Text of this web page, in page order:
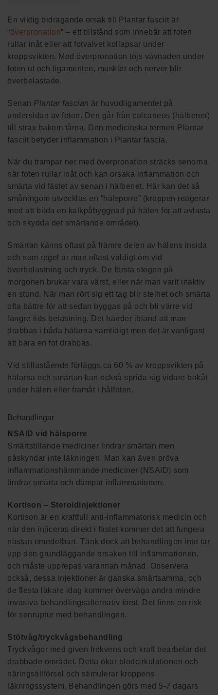
En viktig bidragande orsak till Plantar fasciit är
“överpronation” – ett tillstånd som innebär att foten
rullar inåt eller att fotvalvet kollapsar under
kroppsvikten. Med överpronation töjs vävnaden under
foten ut och ligamenten, muskler och nerver blir
överbelastade.
Senan Plantar fascian är huvudligamentet på
undersidan av foten. Den går från calcaneus (hälbenet)
till strax bakom tårna. Den medicinska termen Plantar
fasciit betyder inflammation i Plantar fascia.
När du trampar ner med överpronation sträcks senorna
när foten rullar inåt och kan orsaka inflammation och
smärta vid fästet av senan i hälbenet. Här kan det så
småningom utvecklas en “hälsporre” (kroppen reagerar
med att bilda en kalkpåbyggnad på hälen för att avlasta
och skydda det smärtande området).
Smärtan känns oftast på främre delen av hälens insida
och som regel är man oftast väldigt öm vid
överbelastning och tryck. De första stegen på
morgonen brukar vara värst, eller när man varit inaktiv
en stund. När man rört sig ett tag blir stelhet och smärta
ofta bättre för att sedan byggas på och bli värre vid
längre tids belastning. Det händer ibland att man
drabbas i båda hälarna samtidigt men det är vanligast
att bara en fot drabbas.
Vid stillastående förläggs ca 60 % av kroppsvikten på
hälarna och smärtan kan också sprida sig vidare bakåt
under hälen eller framåt i hålfoten. ​
Behandlingar
NSAID vid hälsporre
Smärtstillande mediciner lindrar smärtan men
påskyndar inte läkningen. Man kan även pröva
inflammationshämmande mediciner (NSAID) som
lindrar smärta och dämpar inflammationen.
Kortison – Steroidinjektioner
Kortison är en kraftfull anti-inflammatorisk medicin och
när den injiceras direkt i fästet kommer det att fungera
nästan omedelbart. Tänk dock att behandlingen inte tar
upp den grundläggande orsaken till inflammationen,
och måste upprepas varannan månad. Observera
också, dessa injektioner är ganska smärtsamma, och
de flesta läkare idag kommer överväga andra mindre
invasiva behandlingsalternativ först. Det finns en risk
för senruptur med behandlingen.
Stötvåg/tryckvågsbehandling
Tryckvågor med given frekvens och kraft bearbetar det
drabbade området. Detta ökar blodcirkulationen och
näringstillförsel och stimulerar kroppens
läkningssystem. Behandlingen görs med 5-7 dagars